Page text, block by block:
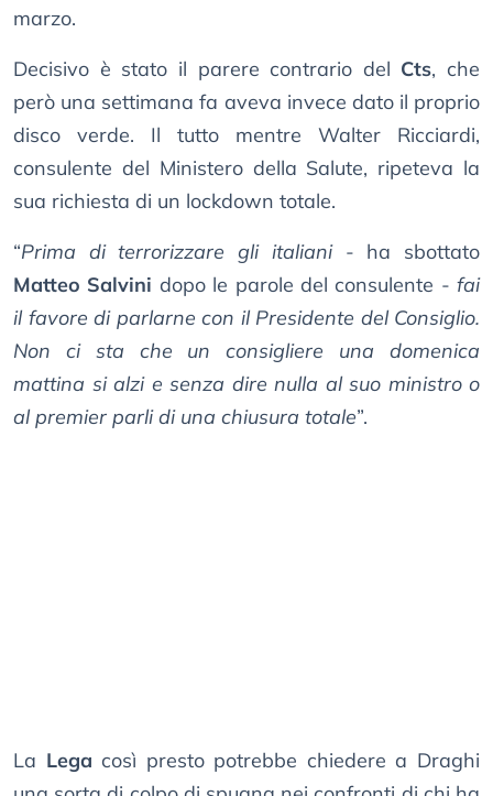
marzo.
Decisivo è stato il parere contrario del Cts, che
però una settimana fa aveva invece dato il proprio
disco verde. Il tutto mentre Walter Ricciardi,
consulente del Ministero della Salute, ripeteva la
sua richiesta di un lockdown totale.
“Prima di terrorizzare gli italiani- ha sbottato
Matteo Salvini dopo le parole del consulente - fai
il favore di parlarne con il Presidente del Consiglio.
Non ci sta che un consigliere una domenica
mattina si alzi e senza dire nulla al suo ministro o
al premier parli di una chiusura totale”.
La Lega così presto potrebbe chiedere a Draghi